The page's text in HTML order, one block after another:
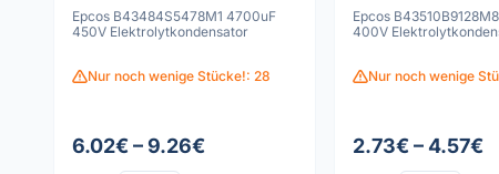
Epcos B43484S5478M1 4700uF
450V Elektrolytkondensator
Nur noch wenige Stücke!: 28
6.02€ – 9.26€
Epcos
400V
Nur noch wenige
2.73€ – 4.57€